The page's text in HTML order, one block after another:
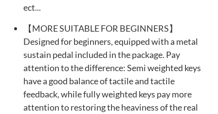
ect...
【MORE SUITABLE FOR BEGINNERS】
Designed for beginners, equipped with a metal
sustain pedal included in the package. Pay
attention to the difference: Semi weighted keys
have a good balance of tactile and tactile
feedback, while fully weighted keys pay more
attention to restoring the heaviness of the real